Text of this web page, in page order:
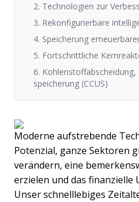
2. Technologien zur
3. Rekonfigurierbare
4. Speicherung
5. Fortschrittliche
6.
speicherung (CCUS)
Moderne aufstrebende
Potenzial, ganze Sektoren
verändern, eine
erzielen und das finanzielle
Unser schnelllebiges